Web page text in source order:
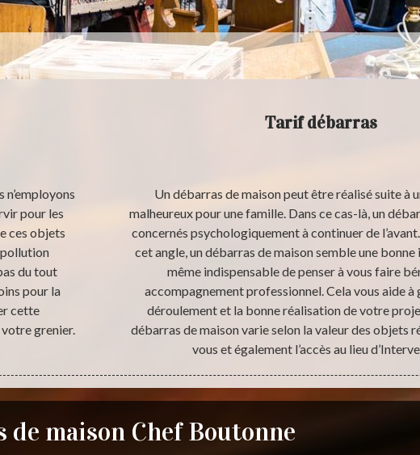
pour les
ces objets
du tout
pour la
cette
grenier.
Tarif débarras
Un débarras de maison peut être réalisé suite à
malheureux pour une famille. Dans ce cas-là, un
concernés psychologiquement à continuer de
cet angle, un débarras de maison semble une bonne
même indispensable de penser à vous faire
accompagnement professionnel. Cela vous aide
déroulement et la bonne réalisation de votre
débarras de maison varie selon la valeur des objets
vous et également l’accès au lieu
de maison Chef Boutonne